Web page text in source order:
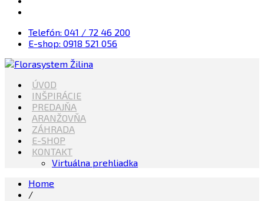
Telefón: 041 / 72 46 200
E-shop: 0918 521 056
Florasystem Žilina
Kvety, Sviečky, dekorácie, Záhrada
ÚVOD
INŠPIRÁCIE
PREDAJŇA
ARANŽOVŇA
ZÁHRADA
E-SHOP
KONTAKT
Virtuálna prehliadka
Home
/